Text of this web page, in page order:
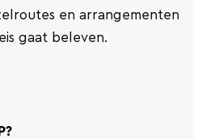
en arrangementen
gaat beleven.